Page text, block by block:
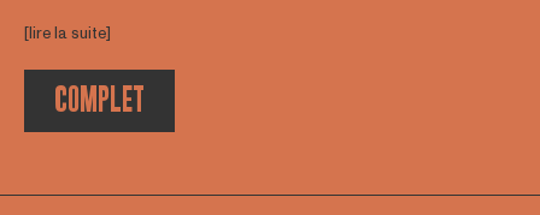
[lire la suite]
COMPLET